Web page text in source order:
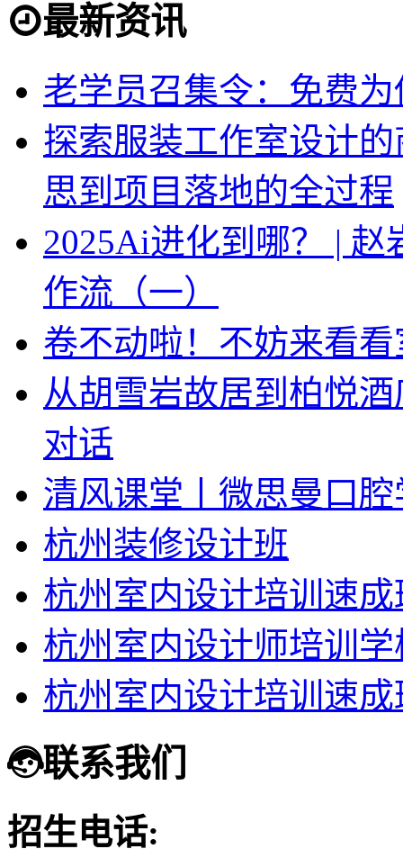
最新资讯
老学员召集令：免费
探索服装工作室设计
思到项目落地的全过程
2025Ai进化到哪？ |
作流（一）
卷不动啦！不妨来看
从胡雪岩故居到柏悦
对话
清风课堂丨微思曼口
杭州装修设计班
杭州室内设计培训速成
杭州室内设计师培训
杭州室内设计培训速成
联系我们
招生电话: